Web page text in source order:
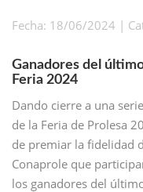
Fecha: 18/06/2024 |
Ganadores del
Feria 2024
Dando cierre a una
de la Feria de Prolesa
de premiar la fidelidad
Conaprole que
los ganadores del